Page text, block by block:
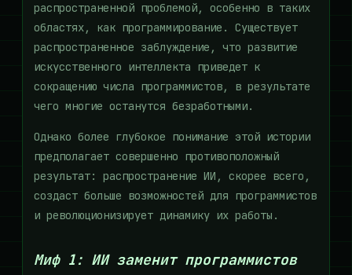
распространенной проблемой, особенно в таких
областях, как программирование. Существует
распространенное заблуждение, что развитие
искусственного интеллекта приведет к
сокращению числа программистов, в результате
чего многие останутся безработными.
Однако более глубокое понимание этой истории
предполагает совершенно противоположный
результат: распространение ИИ, скорее всего,
создаст больше возможностей для программистов
и революционизирует динамику их работы.
Миф 1: ИИ заменит программистов